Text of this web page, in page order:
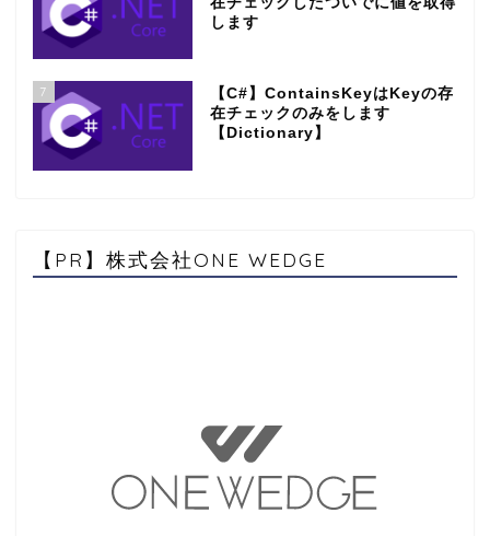
します
7
【C#】ContainsKeyはKeyの存
在チェックのみをします
【Dictionary】
【PR】株式会社ONE WEDGE